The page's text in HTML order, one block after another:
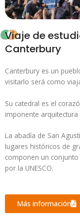
Viaje de
Canterbury
Canterbury es un
visitarlo será como
Su catedral es el
imponente arquitectura
La abadía de San
lugares históricos de
componen un
por la UNESCO.
Más información